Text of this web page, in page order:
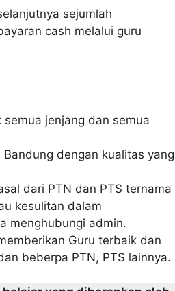
sejumlah
cash melalui guru
jenjang dan semua
dengan kualitas yang
dari PTN dan PTS ternama
kesulitan dalam
menghubungi admin.
Guru terbaik dan
beberpa PTN, PTS lainnya.